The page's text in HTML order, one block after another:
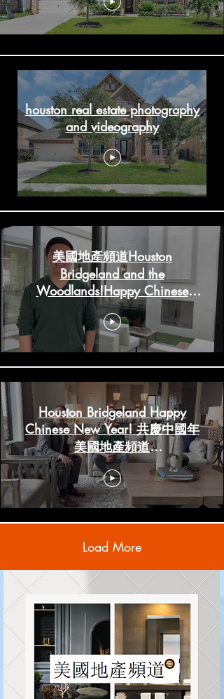
houston real estate photography
and videography
美國地產頻道Houston
Bridgeland and the
Woodlands!Happy Chinese
New Year!
HoustonRealestateChannels.com
Houston Bridgeland Happy
Chinese New Year! 共慶中國年
美國地產頻道
www.HoustonRealestateChannels.com
Load More